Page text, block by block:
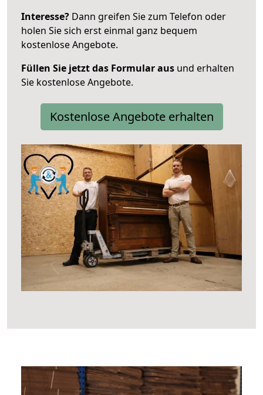
Interesse? Dann greifen Sie zum Telefon oder
holen Sie sich erst einmal ganz bequem
kostenlose Angebote.
Füllen Sie jetzt das Formular aus und erhalten
Sie kostenlose Angebote.
Kostenlose Angebote erhalten